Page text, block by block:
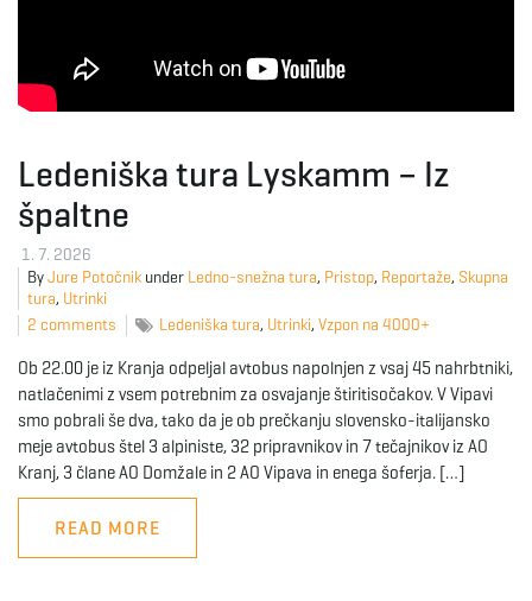
a
Ledeniška tura Lyskamm – Iz
špaltne
1. 7. 2026
ByJure Potočnik under Ledno-snežna tura, Pristop, Reportaže, Skupna
tura, Utrinki
2 comments
Ledeniška tura, Utrinki, Vzpon na 4000+
Ob 22.00 je iz Kranja odpeljal avtobus napolnjen z vsaj 45 nahrbtniki,
natlačenimi z vsem potrebnim za osvajanje štiritisočakov. V Vipavi
smo pobrali še dva, tako da je ob prečkanju slovensko-italijansko
meje avtobus štel 3 alpiniste, 32 pripravnikov in 7 tečajnikov iz AO
Kranj, 3 člane AO Domžale in 2 AO Vipava in enega šoferja. […]
READ MORE